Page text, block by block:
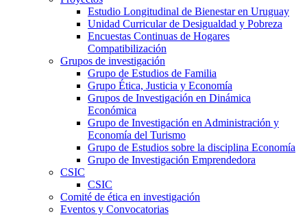
Estudio Longitudinal de Bienestar en Uruguay
Unidad Curricular de Desigualdad y Pobreza
Encuestas Continuas de Hogares
Compatibilización
Grupos de investigación
Grupo de Estudios de Familia
Grupo Ética, Justicia y Economía
Grupos de Investigación en Dinámica
Económica
Grupo de Investigación en Administración y
Economía del Turismo
Grupo de Estudios sobre la disciplina Economía
Grupo de Investigación Emprendedora
CSIC
CSIC
Comité de ética en investigación
Eventos y Convocatorias